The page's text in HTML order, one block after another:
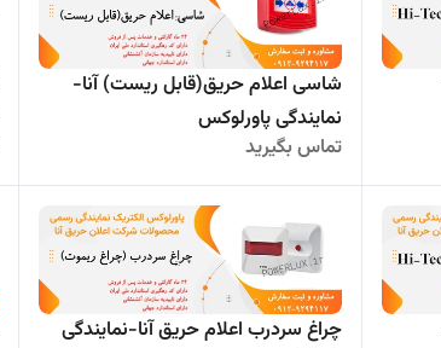
شاسی اعلام حریق(قابل ریست) آنا-
نمایندگی پاورلوکس
تماس بگیرید
چراغ سردرب اعلام حریق آنا-نمایندگی